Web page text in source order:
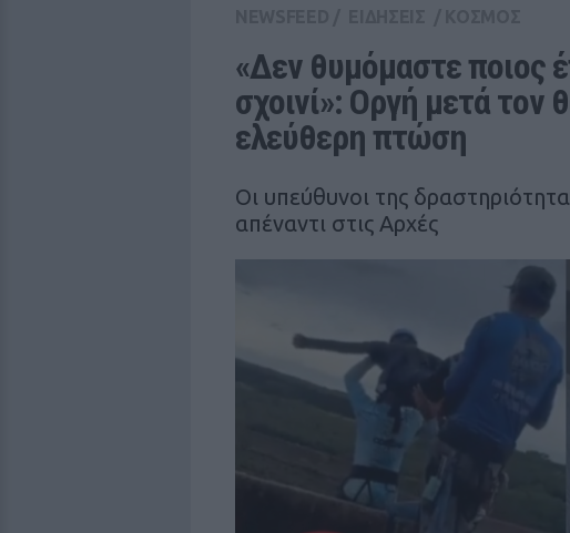
«Δεν θυμόμαστε ποιος
σχοινί»: Οργή μετά τον
ελεύθερη πτώση
Οι υπεύθυνοι της
απέναντι στις Αρχές